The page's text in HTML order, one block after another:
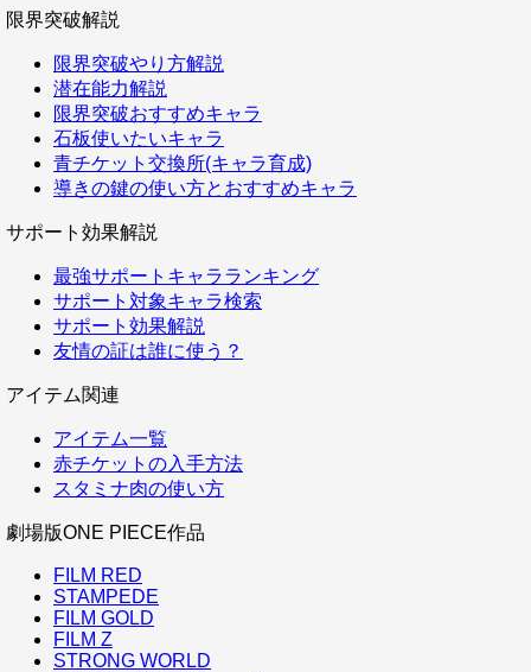
限界突破解説
限界突破やり方解説
潜在能力解説
限界突破おすすめキャラ
石板使いたいキャラ
青チケット交換所(キャラ育成)
導きの鍵の使い方とおすすめキャラ
サポート効果解説
最強サポートキャラランキング
サポート対象キャラ検索
サポート効果解説
友情の証は誰に使う？
アイテム関連
アイテム一覧
赤チケットの入手方法
スタミナ肉の使い方
劇場版ONE PIECE作品
FILM RED
STAMPEDE
FILM GOLD
FILM Z
STRONG WORLD